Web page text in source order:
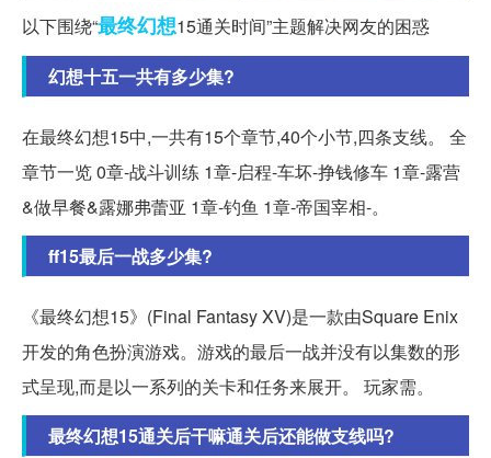
以下围绕“最终幻想15通关时间”主题解决网友的困惑
幻想十五一共有多少集?
在最终幻想15中,一共有15个章节,40个小节,四条支线。 全
章节一览 0章-战斗训练 1章-启程-车坏-挣钱修车 1章-露营
&做早餐&露娜弗蕾亚 1章-钓鱼 1章-帝国宰相-。
ff15最后一战多少集?
《最终幻想15》(Final Fantasy XV)是一款由Square Enix
开发的角色扮演游戏。游戏的最后一战并没有以集数的形
式呈现,而是以一系列的关卡和任务来展开。 玩家需。
最终幻想15通关后干嘛通关后还能做支线吗?